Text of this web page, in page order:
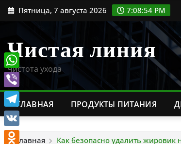
ПерейтиПятница, 7 августа 2026 7:08:55 PM
Чистая линия
Чистота ухода
ГЛАВНАЯ ПРОДУКТЫ ПИТАНИЯ
Главная Как безопасно удалить
WhatsApp
Viber
Telegram
VK